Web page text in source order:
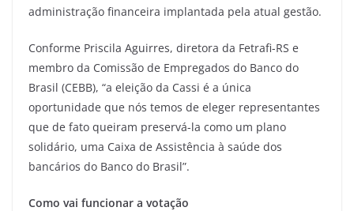
administração financeira implantada pela atual gestão.
Conforme Priscila Aguirres, diretora da Fetrafi-RS e
membro da Comissão de Empregados do Banco do
Brasil (CEBB), “a eleição da Cassi é a única
oportunidade que nós temos de eleger representantes
que de fato queiram preservá-la como um plano
solidário, uma Caixa de Assistência à saúde dos
bancários do Banco do Brasil”.
Como vai funcionar a votação